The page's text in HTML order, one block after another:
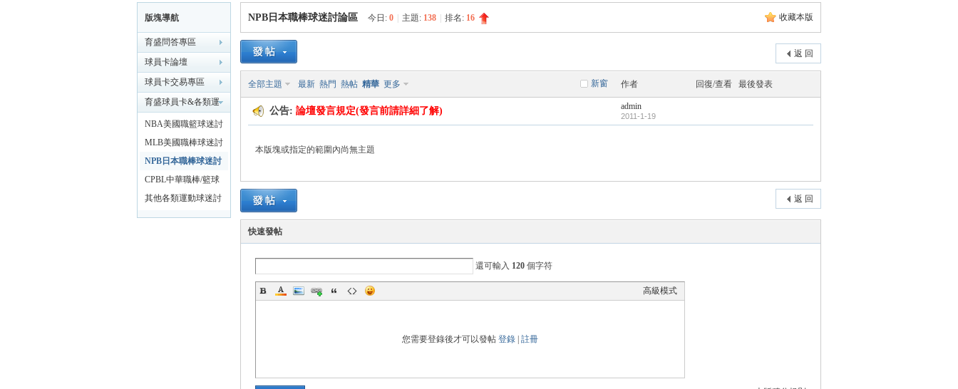
球
版塊導航
育盛問答專區
球員卡論壇
球員卡交易專區
育盛球員卡&各類運
動討論區
NBA美國職籃球迷討
論區
MLB美國職棒球迷討
論區
NPB日本職棒球迷討
論區
CPBL中華職棒/籃球
迷討論區
其他各類運動球迷討
論區
收藏本版
NPB日本職棒球迷討論區 今日: 0 主題: 138 排名: 16
返 回
新窗
全部主題 最新 熱門 熱帖 精華 更多 作者 回復/查看 最後發表
公告: 論壇發言規定(發言前請詳細了解) admin
2011-1-19
本版塊或指定的範圍內尚無主題
返 回
快速發帖
還可輸入 120 個字符
高級模式
您需要登錄後才可以發帖 登錄 註冊